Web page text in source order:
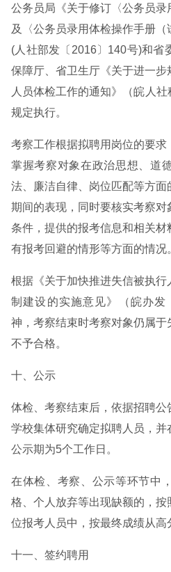
公务员局《关于修订〈公务员录
及〈公务员录用体检操作手册（
(人社部发〔2016〕140号)和省
保障厅、省卫生厅《关于进一
人员体检工作的通知》（皖人
规定执行。
考察工作根据拟聘用岗位的要
掌握考察对象在政治思想、道
法、廉洁自律、岗位匹配等方
期间的表现，同时要核实考察
条件，提供的报考信息和相关
有报考回避的情形等方面的情况
根据《关于加快推进失信被执
制建设的实施意见》（皖办发
神，考察结束时考察对象仍属
不予合格。
十、公示
体检、考察结束后，依据招聘公
学校集体研究确定拟聘人员，并
公示期为5个工作日。
在体检、考察、公示等环节中
格、个人放弃等出现缺额的，
位报考人员中，按最终成绩从高
十一、签约聘用